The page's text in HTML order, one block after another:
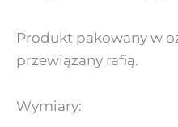
Produkt pakowany w
przewiązany rafią.
Wymiary: